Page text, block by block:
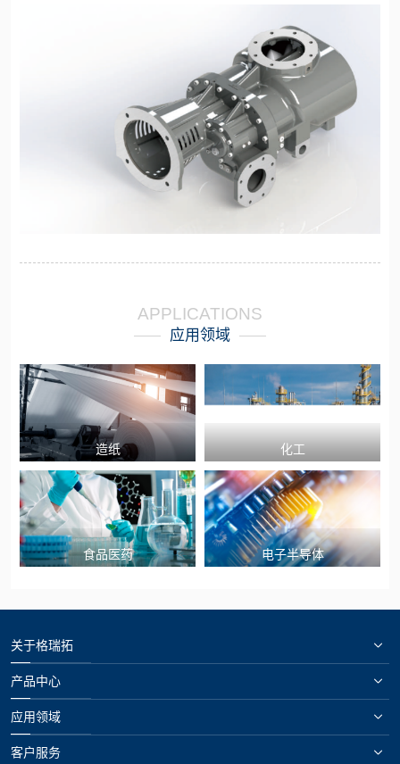
APPLICATIONS
应用领域
造纸 化工
食品医药 电子半导体
关于格瑞拓
产品中心
应用领域
客户服务